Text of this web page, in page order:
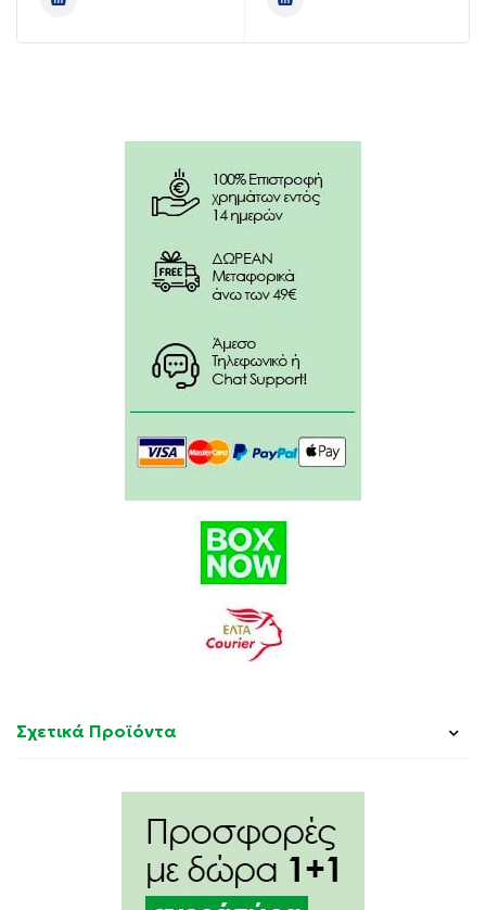
(CARTHAMUS TINCTORIUS SEED OIL). GLYCERIN.
THEOBROMA GRANDIFLORUM SEED BUTTER.
CETEARYL ALCOHOL. SQUALANE. ALPHA-ISOMETHYL
IONONE. BENZOIC ACID. CAPRYLYL GLYCOL. CETYL
ALCOHOL. CITRAL. CITRONELLOL. COUMARIN.
DISODIUM PHOSPHATE. FRAGRANCE (PARFUM).
GERANIOL. HELIANTHUS ANNUUS (SUNFLOWER) SEED
OIL (HELIANTHUS ANNUUS SEED OIL). HYDROXYETHYL
ACRYLATE/SODIUM ACRYLOYLDIMETHYL TAURATE
COPOLYMER. POLYSORBATE 60. POTASSIUM
PHOSPHATE. SODIUM CETEARYL. SULFATE.
Σχετικά Προϊόντα